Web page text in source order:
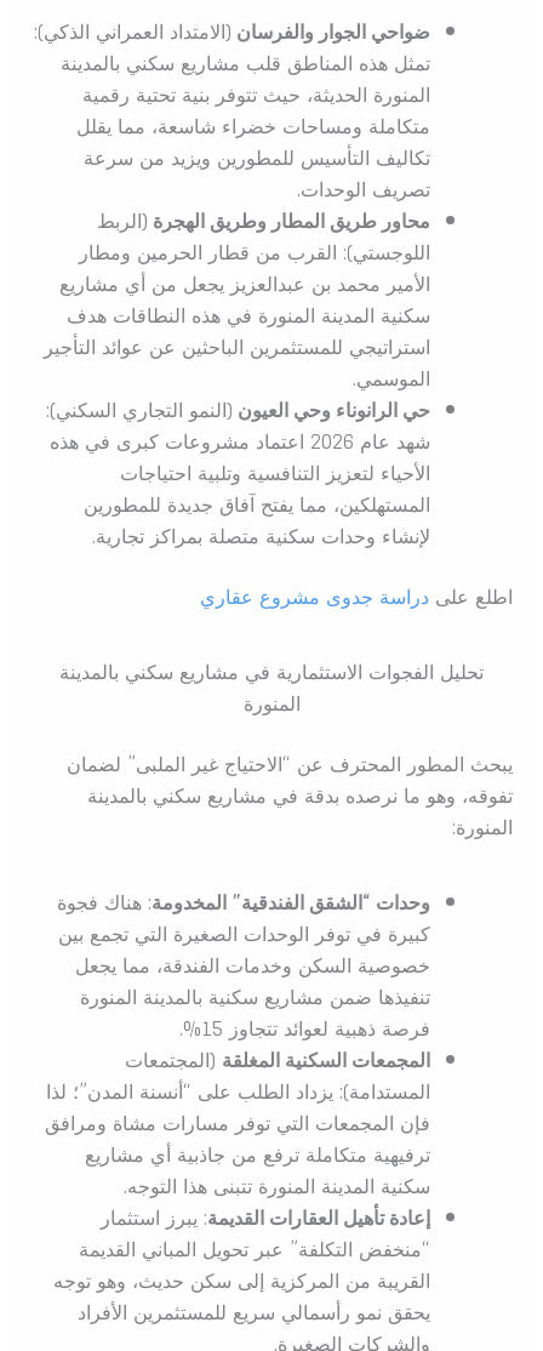
ضواحي الجوار والفرسان (الامتداد العمراني الذكي):
تمثل هذه المناطق قلب مشاريع سكني بالمدينة
المنورة الحديثة، حيث تتوفر بنية تحتية رقمية
متكاملة ومساحات خضراء شاسعة، مما يقلل
تكاليف التأسيس للمطورين ويزيد من سرعة
تصريف الوحدات.
محاور طريق المطار وطريق الهجرة (الربط
اللوجستي): القرب من قطار الحرمين ومطار
الأمير محمد بن عبدالعزيز يجعل من أي مشاريع
سكنية المدينة المنورة في هذه النطاقات هدف
استراتيجي للمستثمرين الباحثين عن عوائد التأجير
الموسمي.
حي الرانوناء وحي العيون (النمو التجاري السكني):
شهد عام 2026 اعتماد مشروعات كبرى في هذه
الأحياء لتعزيز التنافسية وتلبية احتياجات
المستهلكين، مما يفتح آفاق جديدة للمطورين
لإنشاء وحدات سكنية متصلة بمراكز تجارية.
اطلع على دراسة جدوى مشروع عقاري
تحليل الفجوات الاستثمارية في مشاريع سكني بالمدينة
المنورة
يبحث المطور المحترف عن “الاحتياج غير الملبى” لضمان
تفوقه، وهو ما نرصده بدقة في مشاريع سكني بالمدينة
المنورة:
وحدات “الشقق الفندقية” المخدومة: هناك فجوة
كبيرة في توفر الوحدات الصغيرة التي تجمع بين
خصوصية السكن وخدمات الفندقة، مما يجعل
تنفيذها ضمن مشاريع سكنية بالمدينة المنورة
فرصة ذهبية لعوائد تتجاوز 15%.
المجمعات السكنية المغلقة(المجتمعات
المستدامة): يزداد الطلب على “أنسنة المدن”؛ لذا
فإن المجمعات التي توفر مسارات مشاة ومرافق
ترفيهية متكاملة ترفع من جاذبية أي مشاريع
سكنية المدينة المنورة تتبنى هذا التوجه.
إعادة تأهيل العقارات القديمة: يبرز استثمار
“منخفض التكلفة” عبر تحويل المباني القديمة
القريبة من المركزية إلى سكن حديث، وهو توجه
يحقق نمو رأسمالي سريع للمستثمرين الأفراد
والشركات الصغيرة.